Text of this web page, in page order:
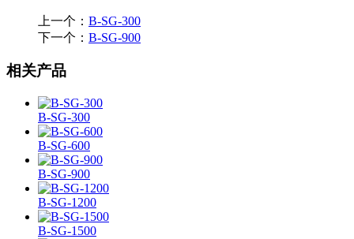
上一个： B-SG-300
下一个： B-SG-900
相关产品
B-SG-300
B-SG-600
B-SG-900
B-SG-1200
B-SG-1500